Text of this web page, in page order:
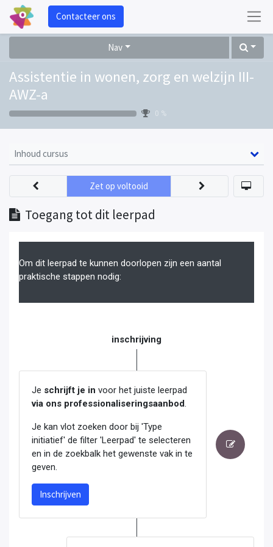
Contacteer ons
Nav
Assistentie in wonen, zorg en welzijn III-
AWZ-a
0 %
Inhoud cursus
Toegang tot dit leerpad
Zet op voltooid
Om dit leerpad te kunnen doorlopen zijn een aantal
praktische stappen nodig:
inschrijving
Je schrijft je in voor het juiste leerpad
via ons professionaliseringsaanbod
Je kan vlot zoeken door bij 'Type
initiatief' de filter 'Leerpad' te selecteren
en in de zoekbalk het gewenste vak in te
geven.
Inschrijven